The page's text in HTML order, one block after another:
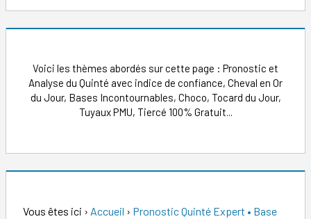
Voici les thèmes abordés sur cette page : Pronostic et
Analyse du Quinté avec indice de confiance, Cheval en Or
du Jour, Bases Incontournables, Choco, Tocard du Jour,
Tuyaux PMU, Tiercé 100% Gratuit...
Vous êtes ici › Accueil › Pronostic Quinté Expert • Base